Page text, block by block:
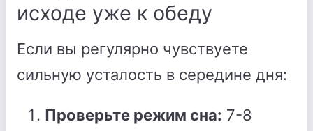
исходе уже к обеду
Если вы регулярно чувствуете
сильную усталость в середине дня:
Проверьте режим сна: 7-8